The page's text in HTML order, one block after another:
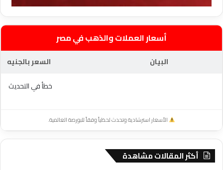
أسعار العملات والذهب في مصر
البيان
السعر بالجنيه
خطأ في التحديث
الأسعار استرشادية وتحدث لحظياً وفقاً للبورصة العالمية.
أكثر المقالات مشاهدة